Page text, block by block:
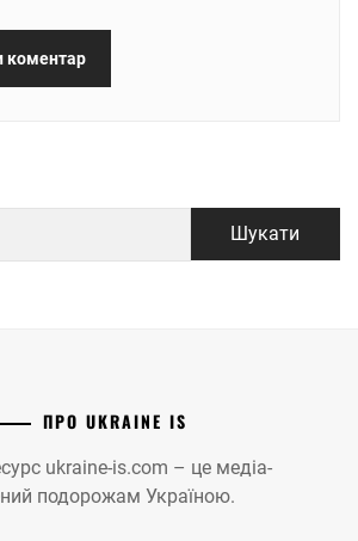
ПРО UKRAINE IS
ukraine-is.com – це медіа-
подорожам Україною.